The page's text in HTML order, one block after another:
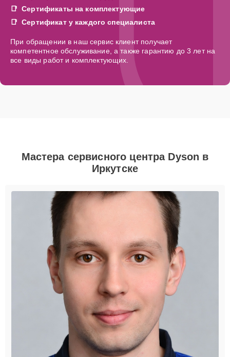
Сертификаты на комплектующие
Сертификат у каждого специалиста
При обращении в наш сервис клиент получает
компетентное обслуживание, а также гарантию до 3 лет на
все виды работ и комплектующих.
Мастера сервисного центра Dyson в
Иркутске